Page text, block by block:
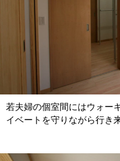
若夫婦の個室間にはウォー
イベートを守りながら行き